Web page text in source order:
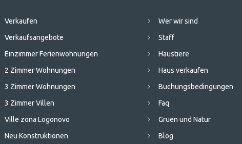
Verkaufen
Verkaufsangebote
Einzimmer Ferienwohnungen
2 Zimmer Wohnungen
3 Zimmer Wohnungen
3 Zimmer Villen
Ville zona Logonovo
Neu Konstruktionen
Wer wir sind
Staff
Haustiere
Haus verkaufen
Buchungsbedingungen
Faq
Gruen und Natur
Blog